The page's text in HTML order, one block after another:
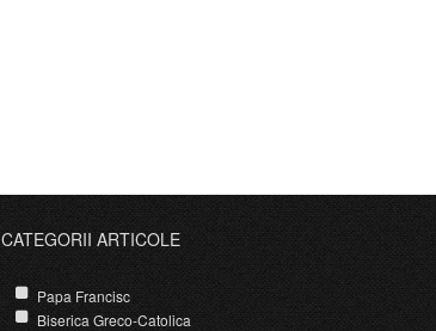
CATEGORII ARTICOLE
Papa Francisc
Biserica Greco-Catolica